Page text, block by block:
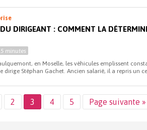
DIRIGEANT : COMMENT LA
5 minutes
en Moselle, les véhicules emplissent
dirige Stéphan Gachet. Ancien salarié, il a repris un
2 3 4 5 Page suivante »